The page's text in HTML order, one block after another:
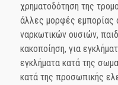
χρηματοδότηση της
άλλες μορφές εμπορίας
ναρκωτικών ουσιών,
κακοποίηση, για
εγκλήματα κατά της
κατά της προσωπικής